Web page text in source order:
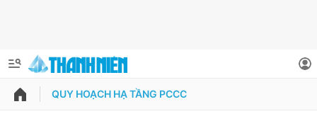
QUẢNG CÁO ĐẶT BÁO
QUY HOẠCH HẠ TẦNG PCCC